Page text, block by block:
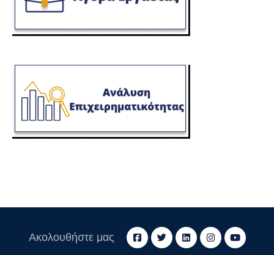
Ακολουθήστε μας